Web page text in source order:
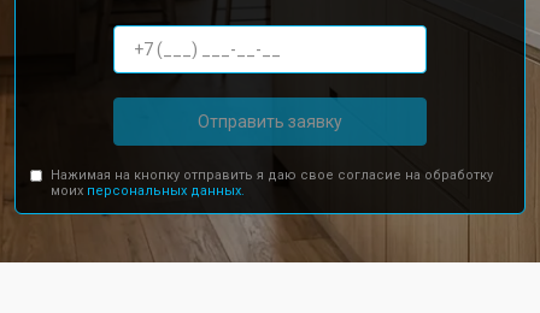
Отправить заявку
Нажимая на кнопку отправить я даю свое согласие на обработку
моих персональных данных.